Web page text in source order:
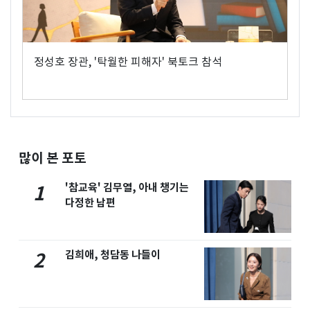
정성호 장관, '탁월한 피해자' 북토크 참석
많이 본 포토
1
'참교육' 김무열, 아내 챙기는
다정한 남편
2 김희애, 청담동 나들이